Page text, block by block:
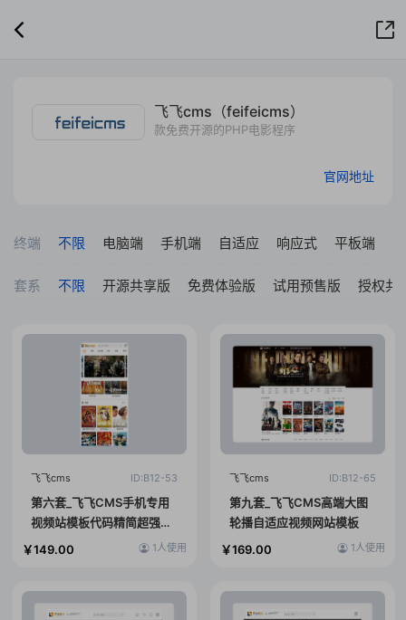
飞飞cms（feifeicms）
款免费开源的PHP电影程序
官网地址
终端 不限 电脑端 手机端 自适应 响应式 平板端
套系 不限 开源共享版 免费体验版 试用预售版 授权共
飞飞cms ID:B12-53
第六套_飞飞CMS手机专用
视频站模板代码精简超强优
化百度SEO
1人使用
￥149.00
飞飞cms ID:B12-65
第九套_飞飞CMS高端大图
轮播自适应视频网站模板
1人使用
￥169.00